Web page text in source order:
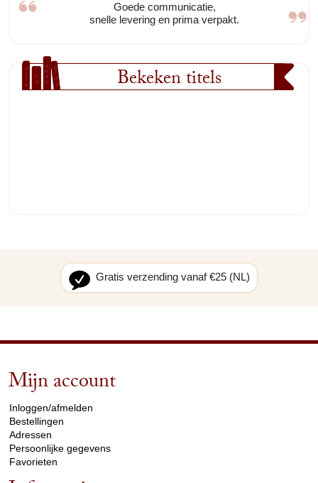
Goede communicatie,
snelle levering en prima verpakt.
Bekeken titels
Gratis verzending vanaf €25 (NL)
Mijn account
Inloggen/afmelden
Bestellingen
Adressen
Persoonlijke gegevens
Favorieten